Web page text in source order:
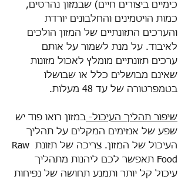
כימיים ביצורים חיים) שבמזון נהרסים,
כמות הויטמינים והחלבונים יורדת
והערכים התזונתיים של המזון הולכים
לאיבוד. על מנת לשמור על אותם
ערכים תזונתיים מומלץ לאכול מזונות
שאינם מבושלים כלל או שבושלו
בטמפרטורה של עד 48 מעלות.
שיפור תהליך העיכול- במזון רואו פוד יש
שפע של אנזימים המקלים על תהליך
העיכול של המזון. צריכה של תזונת Raw
Food תאפשר לכם ליהנות מתהליך
עיכול קל יותר ותמנע תחושה של נפיחות